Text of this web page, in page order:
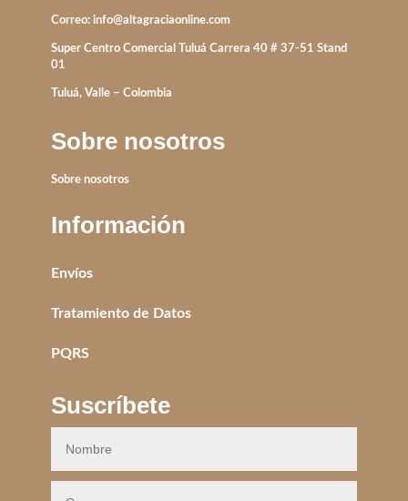
Correo: info@altagraciaonline.com
Super Centro Comercial Tuluá Carrera 40 # 37-51 Stand
01
Tuluá, Valle – Colombia
Sobre nosotros
Sobre nosotros
Información
Envíos
Tratamiento de Datos
PQRS
Suscríbete